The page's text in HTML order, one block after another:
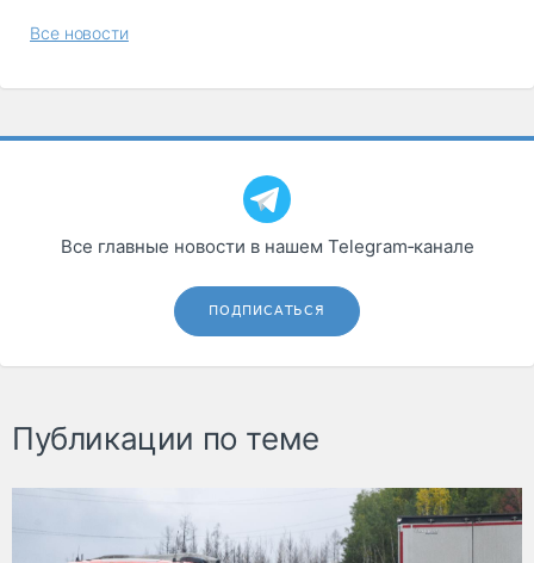
Все новости
Все главные новости в нашем Telegram‑канале
ПОДПИСАТЬСЯ
Публикации по теме